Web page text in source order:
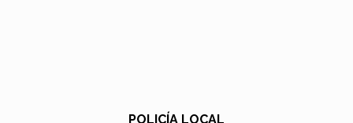
POLICÍA LOCAL